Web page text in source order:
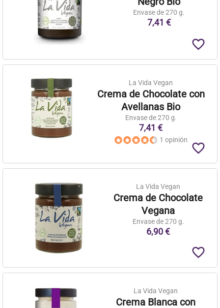
Envase de 270 g.
7,41 €
favorite_border
La Vida Vegan
Crema de Chocolate con
Avellanas Bio
Envase de 270 g.
7,41 €
1 opinión
favorite_border
La Vida Vegan
Crema de Chocolate
Vegana
Envase de 270 g.
6,90 €
favorite_border
La Vida Vegan
Crema Blanca con